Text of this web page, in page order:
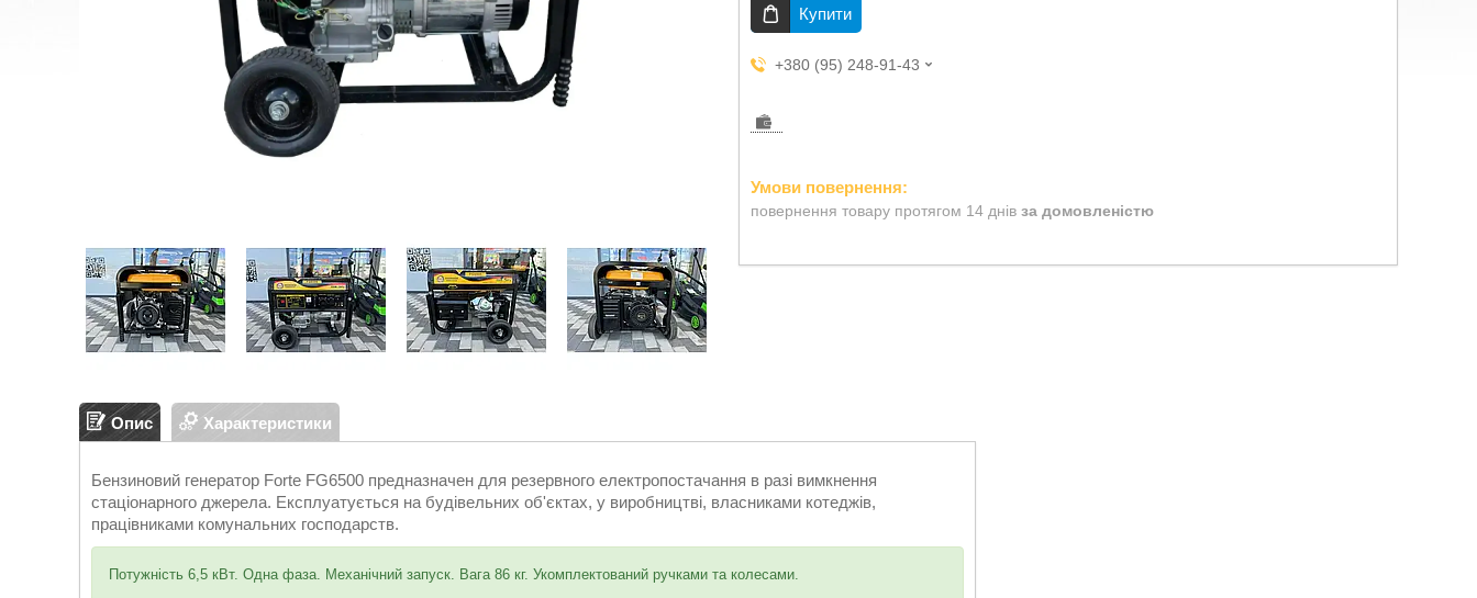
Купити
+380 (95) 248-91-43
повернення товару протягом 14 днів за домовленістю
Опис Характеристики
Бензиновий генератор Forte FG6500 предназначен для резервного електропостачання в разі вимкнення
стаціонарного джерела. Експлуатується на будівельних об'єктах, у виробництві, власниками котеджів,
працівниками комунальних господарств.
Потужність 6,5 кВт. Одна фаза. Механічний запуск. Вага 86 кг. Укомплектований ручками та колесами.